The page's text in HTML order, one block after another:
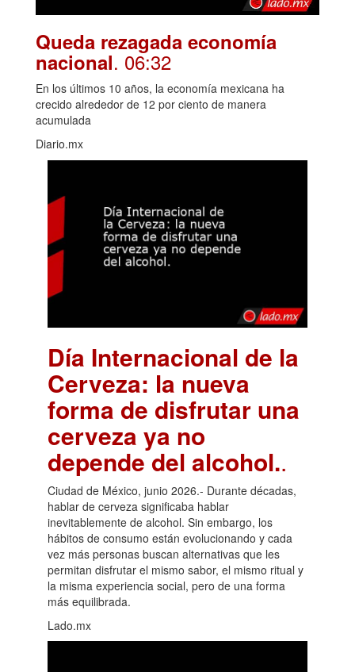
Queda rezagada economía
nacional. 06:32
En los últimos 10 años, la economía mexicana ha
crecido alrededor de 12 por ciento de manera
acumulada
Diario.mx
Día Internacional de la
Cerveza: la nueva
forma de disfrutar una
cerveza ya no
depende del alcohol..
Ciudad de México, junio 2026.- Durante décadas,
hablar de cerveza significaba hablar
inevitablemente de alcohol. Sin embargo, los
hábitos de consumo están evolucionando y cada
vez más personas buscan alternativas que les
permitan disfrutar el mismo sabor, el mismo ritual y
la misma experiencia social, pero de una forma
más equilibrada.
Lado.mx